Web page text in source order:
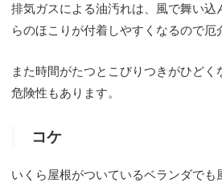
排気ガスによる油汚れは、風で舞い込
らのほこりが付着しやすくなるので厄
また時間がたつとこびりつきがひどく
危険性もあります。
コケ
いくら屋根がついているベランダでも